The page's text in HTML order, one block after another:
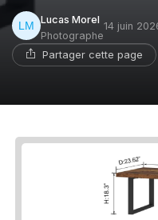
Lucas Morel
Photographe
14 juin
Partager cette page